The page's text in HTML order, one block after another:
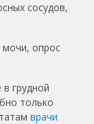
сосудов,
опрос
грудной
только
врачи